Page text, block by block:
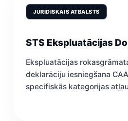
JURIDISKAIS ATBALSTS
STS Ekspluatācijas
Ekspluatācijas
deklarāciju iesniegšana
specifiskās kategorijas